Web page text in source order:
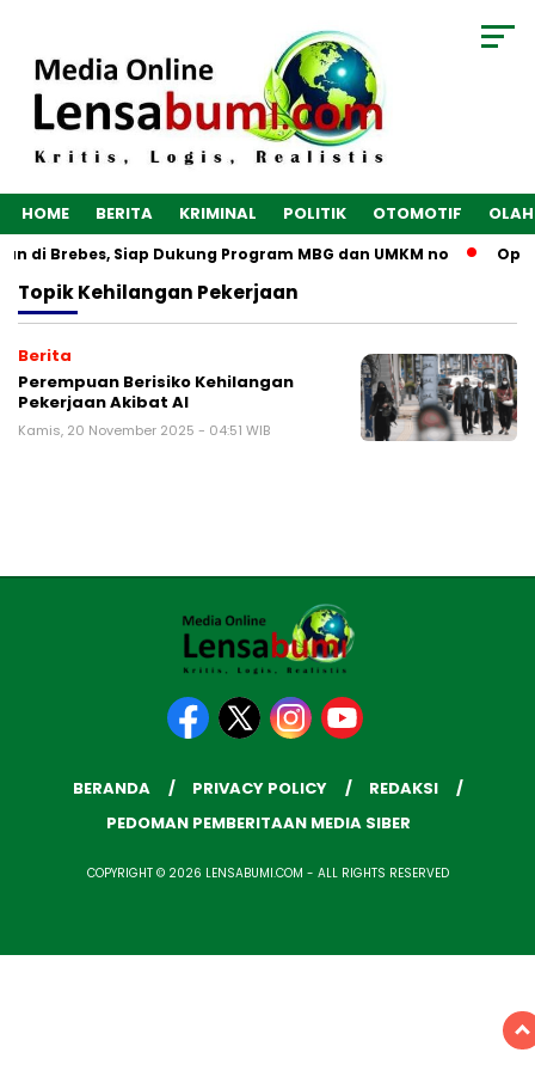
HOME BERITA KRIMINAL POLITIK OTOMOTIF
di Brebes, Siap Dukung Program MBG dan UMKM no
TopikKehilangan Pekerjaan
Berita
Perempuan Berisiko Kehilangan
Pekerjaan Akibat AI
Kamis, 20 November 2025 - 04:51 WIB
BERANDA PRIVACY POLICY
REDAKSI
PEDOMAN PEMBERITAAN MEDIA SIBER
COPYRIGHT © 2026 LENSABUMI.COM - ALL RIGHTS RESERVED